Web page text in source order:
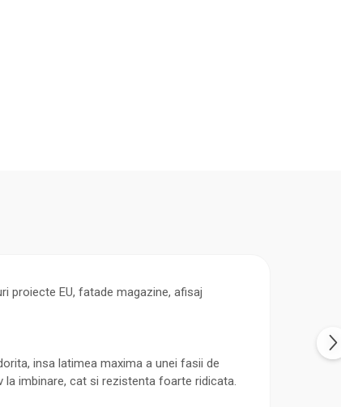
proiecte EU, fatade magazine, afisaj
insa latimea maxima a unei fasii de
la imbinare, cat si rezistenta foarte ridicata.